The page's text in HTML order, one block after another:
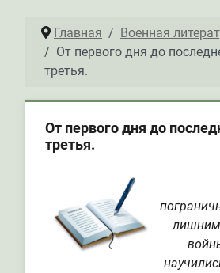
Главная
Военная
От первого дня до
третья.
От первого дня до
третья.
лишним